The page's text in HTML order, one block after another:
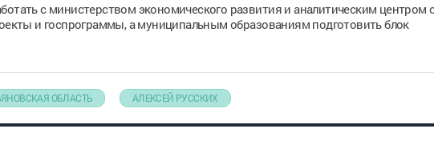
с министерством экономического развития и аналитическим центром
и госпрограммы, а муниципальным образованиям подготовить блок
ОБЛАСТЬ АЛЕКСЕЙ РУССКИХ